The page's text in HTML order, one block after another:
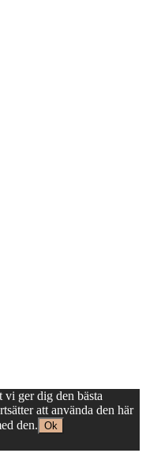
vi ger dig den bästa
att använda den här
den. Ok